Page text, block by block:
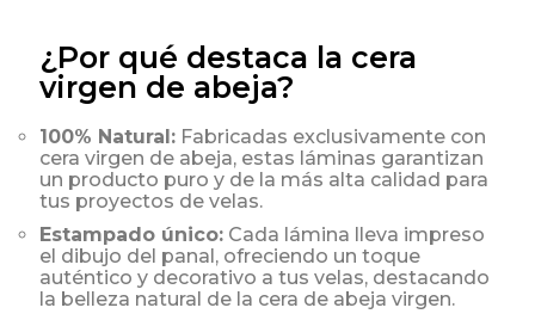
¿Por qué destaca la cera
virgen de abeja?
100% Natural:Fabricadas exclusivamente con
cera virgen de abeja, estas láminas garantizan
un producto puro y de la más alta calidad para
tus proyectos de velas.
Estampado único:Cada lámina lleva impreso
el dibujo del panal, ofreciendo un toque
auténtico y decorativo a tus velas, destacando
la belleza natural de la cera de abeja virgen.